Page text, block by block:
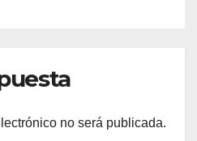
no será publicada.